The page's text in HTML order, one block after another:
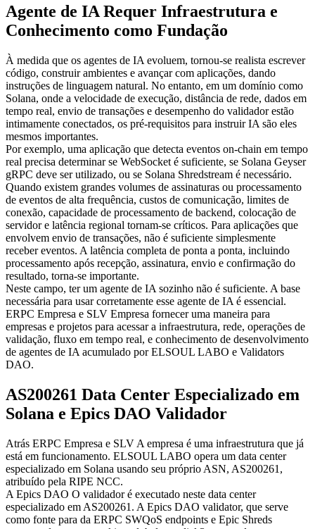
Agente de IA Requer Infraestrutura e
Conhecimento como Fundação
À medida que os agentes de IA evoluem, tornou-se realista escrever
código, construir ambientes e avançar com aplicações, dando
instruções de linguagem natural. No entanto, em um domínio como
Solana, onde a velocidade de execução, distância de rede, dados em
tempo real, envio de transações e desempenho do validador estão
intimamente conectados, os pré-requisitos para instruir IA são eles
mesmos importantes.
Por exemplo, uma aplicação que detecta eventos on-chain em tempo
real precisa determinar se WebSocket é suficiente, se Solana Geyser
gRPC deve ser utilizado, ou se Solana Shredstream é necessário.
Quando existem grandes volumes de assinaturas ou processamento
de eventos de alta frequência, custos de comunicação, limites de
conexão, capacidade de processamento de backend, colocação de
servidor e latência regional tornam-se críticos. Para aplicações que
envolvem envio de transações, não é suficiente simplesmente
receber eventos. A latência completa de ponta a ponta, incluindo
processamento após recepção, assinatura, envio e confirmação do
resultado, torna-se importante.
Neste campo, ter um agente de IA sozinho não é suficiente. A base
necessária para usar corretamente esse agente de IA é essencial.
ERPC Empresa e SLV Empresa fornecer uma maneira para
empresas e projetos para acessar a infraestrutura, rede, operações de
validação, fluxo em tempo real, e conhecimento de desenvolvimento
de agentes de IA acumulado por ELSOUL LABO e Validators
DAO.
AS200261 Data Center Especializado em
Solana e Epics DAO Validador
Atrás ERPC Empresa e SLV A empresa é uma infraestrutura que já
está em funcionamento. ELSOUL LABO opera um data center
especializado em Solana usando seu próprio ASN, AS200261,
atribuído pela RIPE NCC.
A Epics DAO O validador é executado neste data center
especializado em AS200261. A Epics DAO validator, que serve
como fonte para da ERPC SWQoS endpoints e Epic Shreds